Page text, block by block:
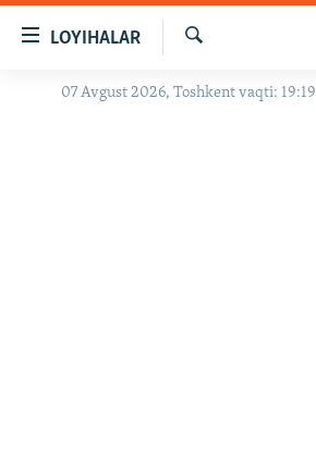
Бош
LOYIHALAR
OZODLIK SURISHTIRUVLARI
Излаш
07 Avgust 2026, Toshkent vaqti: 19:19